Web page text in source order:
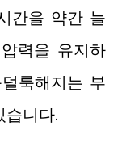
간을 약간 늘
력을 유지하
룩해지는 부
습니다.